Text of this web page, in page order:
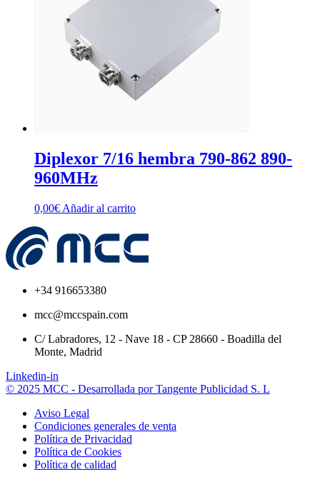
Diplexor 7/16 hembra 790-862 890-
960MHz
0,00€ Añadir al carrito
+34 916653380
mcc@mccspain.com
C/ Labradores, 12 - Nave 18 - CP 28660 - Boadilla del
Monte, Madrid
Linkedin-in
© 2025 MCC - Desarrollada por Tangente Publicidad S. L
Aviso Legal
Condiciones generales de venta
Política de Privacidad
Política de Cookies
Política de calidad